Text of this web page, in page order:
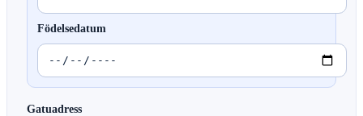
Födelsedatum
Gatuadress